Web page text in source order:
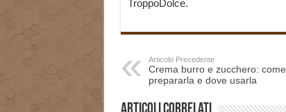
TroppoDolce.
Articolo Precedente
Crema burro e zucchero: come
prepararla e dove usarla